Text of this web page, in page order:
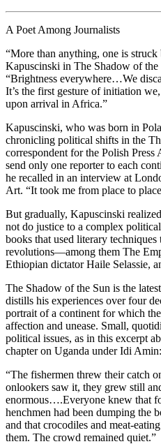
A Poet Among Journalists
“More than anything, one is
Kapuscinski in The Shadow of
“Brightness everywhere…We
It’s the first gesture of initiation
upon arrival in Africa.”
Kapuscinski, who was born in
chronicling political shifts in the
correspondent for the Polish
send only one reporter to each
he recalled in an interview at
Art. “It took me from place to
But gradually, Kapuscinski
not do justice to a complex
books that used literary techniques
revolutions—among them The
Ethiopian dictator Haile Selassie,
The Shadow of the Sun is the
distills his experiences over four
portrait of a continent for which
affection and unease. Small,
political issues, as in this excerpt
chapter on Uganda under Idi Amin:
“The fishermen threw their catch
onlookers saw it, they grew still
enormous….Everyone knew that
henchmen had been dumping the
and that crocodiles and meat-
them. The crowd remained quiet.”